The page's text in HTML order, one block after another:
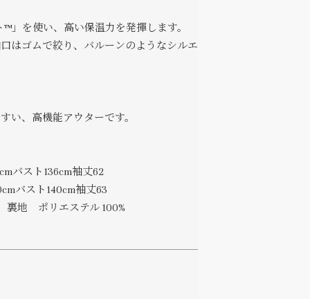
」を使い、高い保温力を発揮します。
はゴムで絞り、バルーンのようなシルエ
い、高機能アウターです。
バスト136cm袖丈62
バスト140cm袖丈63
裏地 ポリエステル 100%